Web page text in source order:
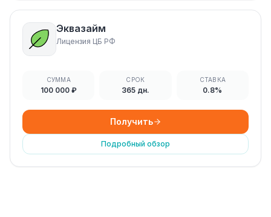
Эквазайм
Лицензия ЦБ РФ
СУММА
100 000 ₽
СРОК
365 дн.
СТАВКА
0.8%
Получить
Подробный обзор